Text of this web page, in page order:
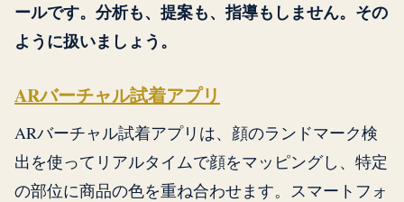
ールです。分析も、提案も、指導もしません。その
ように扱いましょう。
ARバーチャル試着アプリ
ARバーチャル試着アプリは、顔のランドマーク検
出を使ってリアルタイムで顔をマッピングし、特定
の部位に商品の色を重ね合わせます。スマートフォ